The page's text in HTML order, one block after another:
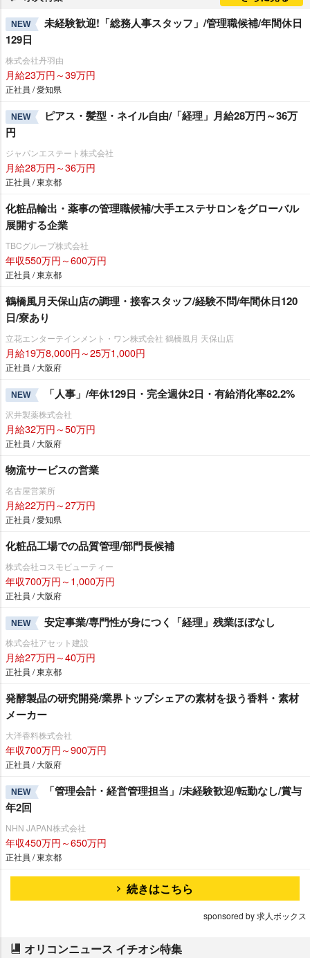
NEW
未経験歓迎!「総務人事スタッフ」/管理職候補/年間休日
129日
株式会社丹羽由
月給23万円～39万円
正社員 / 愛知県
NEW
ピアス・髪型・ネイル自由/「経理」月給28万円～36万
円
ジャパンエステート株式会社
月給28万円～36万円
正社員 / 東京都
化粧品輸出・薬事の管理職候補/大手エステサロンをグローバル
展開する企業
TBCグループ株式会社
年収550万円～600万円
正社員 / 東京都
鶴橋風月天保山店の調理・接客スタッフ/経験不問/年間休日120
日/寮あり
立花エンターテインメント・ワン株式会社 鶴橋風月 天保山店
月給19万8,000円～25万1,000円
正社員 / 大阪府
NEW 「人事」/年休129日・完全週休2日・有給消化率82.2%
沢井製薬株式会社
月給32万円～50万円
正社員 / 大阪府
物流サービスの営業
名古屋営業所
月給22万円～27万円
正社員 / 愛知県
化粧品工場での品質管理/部門長候補
株式会社コスモビューティー
年収700万円～1,000万円
正社員 / 大阪府
NEW 安定事業/専門性が身につく「経理」残業ほぼなし
株式会社アセット建設
月給27万円～40万円
正社員 / 東京都
発酵製品の研究開発/業界トップシェアの素材を扱う香料・素材
メーカー
大洋香料株式会社
年収700万円～900万円
正社員 / 大阪府
NEW
「管理会計・経営管理担当」/未経験歓迎/転勤なし/賞与
年2回
NHN JAPAN株式会社
年収450万円～650万円
正社員 / 東京都
続きはこちら
sponsored by 求人ボックス
オリコンニュース イチオシ特集